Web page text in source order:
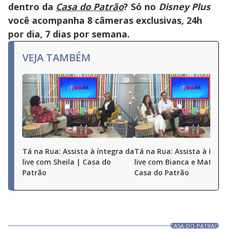
dentro da Casa do Patrão? Só no Disney Plus
você acompanha 8 câmeras exclusivas, 24h
por dia, 7 dias por semana.
VEJA TAMBÉM
Tá na Rua: Assista à íntegra da
live com Sheila | Casa do
Patrão
Tá na Rua: Assista à
live com Bianca e
Casa do Patrão
CASA-DO-PATRAO